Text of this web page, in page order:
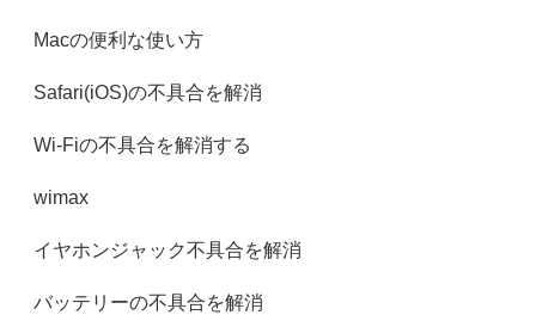
Macの便利な使い方
Safari(iOS)の不具合を解消
Wi-Fiの不具合を解消する
wimax
イヤホンジャック不具合を解消
バッテリーの不具合を解消